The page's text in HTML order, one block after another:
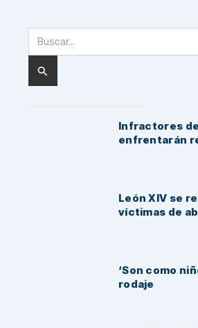
por:
Infractores
enfrentarán
León XIV se
víctimas de
‘Son como
rodaje